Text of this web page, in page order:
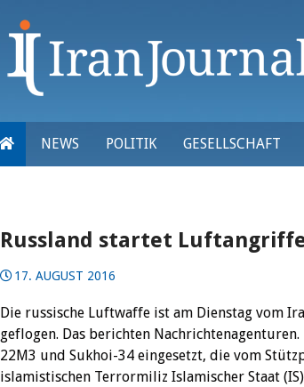
NEWS POLITIK GESELLSCHAFT
Russland startet
17. AUGUST 2016
Die russische Luftwaffe ist am Dienstag vom
geflogen. Das berichten
22M3 und Sukhoi-34 eingesetzt, die vom
islamistischen Terrormiliz Islamischer Staat